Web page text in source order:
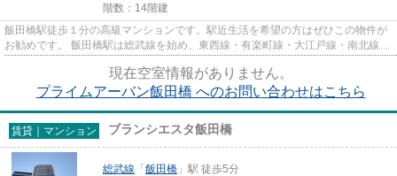
階数：14階建
飯田橋駅徒歩１分の高級マンションです。駅近生活を希望の方はぜひこの物件が
お勧めです。 飯田橋駅は総武線を始め、東西線・有楽町線・大江戸線・南北線と
現在空室情報がありません。
プライムアーバン飯田橋 へのお問い合わせはこちら
賃貸｜マンション ブランシエスタ飯田橋
総武線 「 飯田橋 」駅 徒歩5分